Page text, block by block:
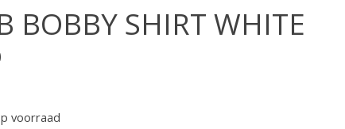
BOBBY SHIRT WHITE
voorraad